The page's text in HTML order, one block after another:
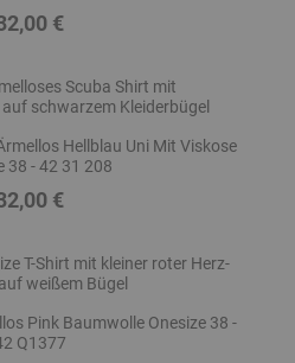
€
Hellblau Uni Mit Viskose
38 - 42 31 208
€
Pink Baumwolle Onesize 38 -
Q1377